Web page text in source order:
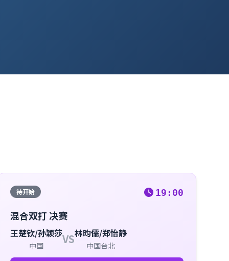
待开始 19:00
混合双打 决赛
王楚钦/孙颖莎
中国 VS林昀儒/郑怡静
中国台北